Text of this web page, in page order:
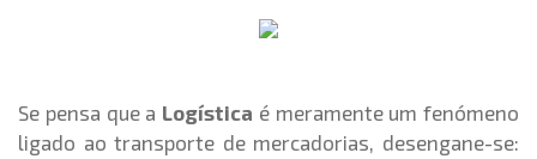
Se pensa que a Logística é meramente um fenómeno
ligado ao transporte de mercadorias, desengane-se: